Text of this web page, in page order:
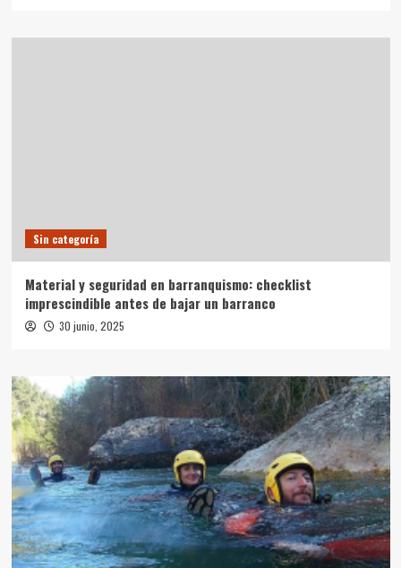
Sin categoría
Material y seguridad en barranquismo: checklist
imprescindible antes de bajar un barranco
30 junio, 2025